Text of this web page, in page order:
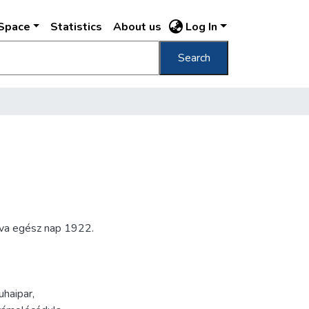
Statistics About us Log In
Search
egész nap 1922.
,